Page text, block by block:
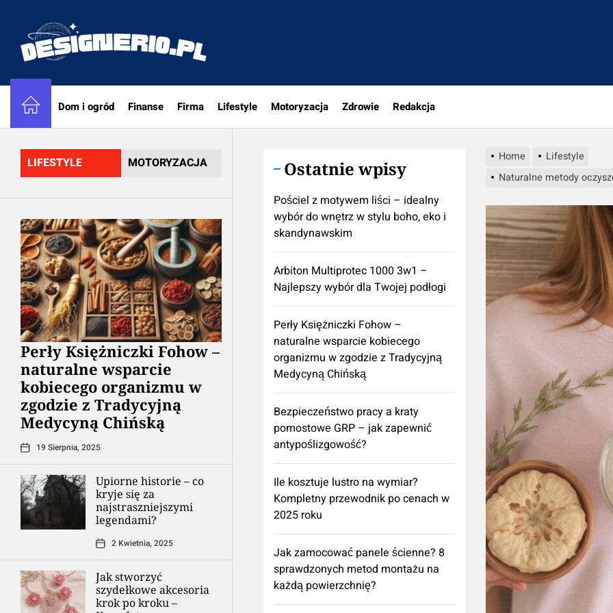
content
Dom i ogród Finanse Firma Lifestyle Motoryzacja Zdrowie Redakcja
LIFESTYLE MOTORYZACJA
Perły Księżniczki Fohow –
naturalne wsparcie
kobiecego organizmu w
zgodzie z Tradycyjną
Medycyną Chińską
19 Sierpnia, 2025
Upiorne historie – co
kryje się za
najstraszniejszymi
legendami?
2 Kwietnia, 2025
Jak stworzyć
szydełkowe akcesoria
krok po kroku –
Home
Lifestyle
Naturalne metody
Ostatnie wpisy
Pościel z motywem liści – idealny
wybór do wnętrz w stylu boho, eko i
skandynawskim
Arbiton Multiprotec 1000 3w1 –
Najlepszy wybór dla Twojej podłogi
Perły Księżniczki Fohow –
naturalne wsparcie kobiecego
organizmu w zgodzie z Tradycyjną
Medycyną Chińską
Bezpieczeństwo pracy a kraty
pomostowe GRP – jak zapewnić
antypoślizgowość?
Ile kosztuje lustro na wymiar?
Kompletny przewodnik po cenach w
2025 roku
Jak zamocować panele ścienne? 8
sprawdzonych metod montażu na
każdą powierzchnię?